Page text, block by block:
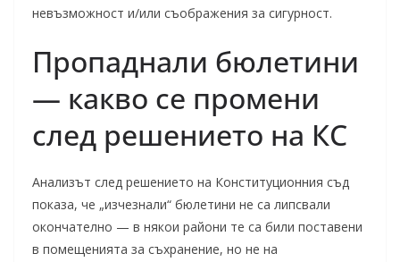
невъзможност и/или съображения за сигурност.
Пропаднали бюлетини
— какво се промени
след решението на КС
Анализът след решението на Конституционния съд
показа, че „изчезнали“ бюлетини не са липсвали
окончателно — в някои райони те са били поставени
в помещенията за съхранение, но не на